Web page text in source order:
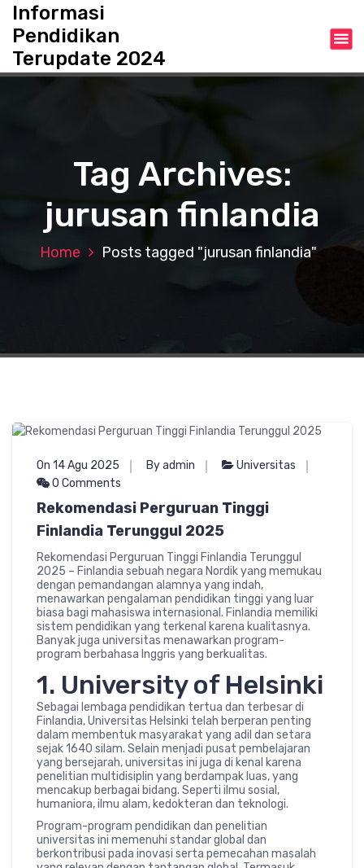
t
Informasi
Pendidikan
Terupdate 2024
Tag Archives:
jurusan finlandia
Home Posts tagged "jurusan finlandia"
On 14 Agu 2025 By admin
Universitas
0 Comments
Rekomendasi Perguruan Tinggi
Finlandia Terunggul 2025
Rekomendasi Perguruan Tinggi Finlandia Terunggul
2025 – Finlandia sebuah negara Nordik yang memukau
dengan pemandangan alamnya yang indah,
menawarkan pengalaman pendidikan tinggi yang luar
biasa bagi mahasiswa internasional. Finlandia memiliki
sistem pendidikan yang terkenal karena kualitasnya.
Banyak juga universitas menawarkan program-
program berbahasa Inggris yang berkualitas.
1. University of Helsinki
Sebagai lembaga pendidikan tertua dan terbesar di
Finlandia, Universitas Helsinki telah berperan penting
dalam membentuk masyarakat yang adil dan setara
sejak 1640 silam. Selain menjadi pusat pembelajaran
yang bersejarah, universitas ini juga di kenal karena
penelitian multidisiplin yang berdampak luas, yang
mencakup berbagai bidang. Seperti ilmu sosial,
humaniora, ilmu alam, kedokteran dan teknologi.
Program-program pendidikan dan penelitian
universitas ini memenuhi standar global dan
berkontribusi pada inovasi serta pemecahan masalah